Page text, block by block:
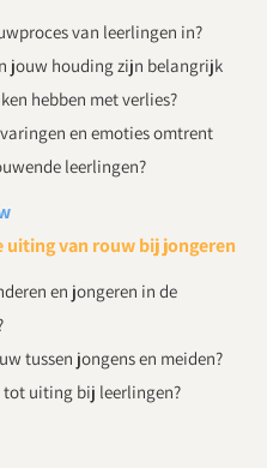
van leerlingen in?
jouw houding zijn belangrijk
hebben met verlies?
en emoties omtrent
leerlingen?
uiting van rouw bij jongeren
en jongeren in de
tussen jongens en meiden?
tot uiting bij leerlingen?